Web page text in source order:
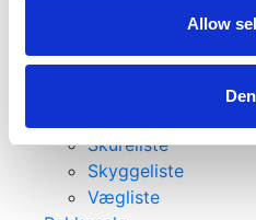
Allow
Hvid Malet Lister
Notliste
Primo Plast lister
Skureliste
Skyggeliste
Vægliste